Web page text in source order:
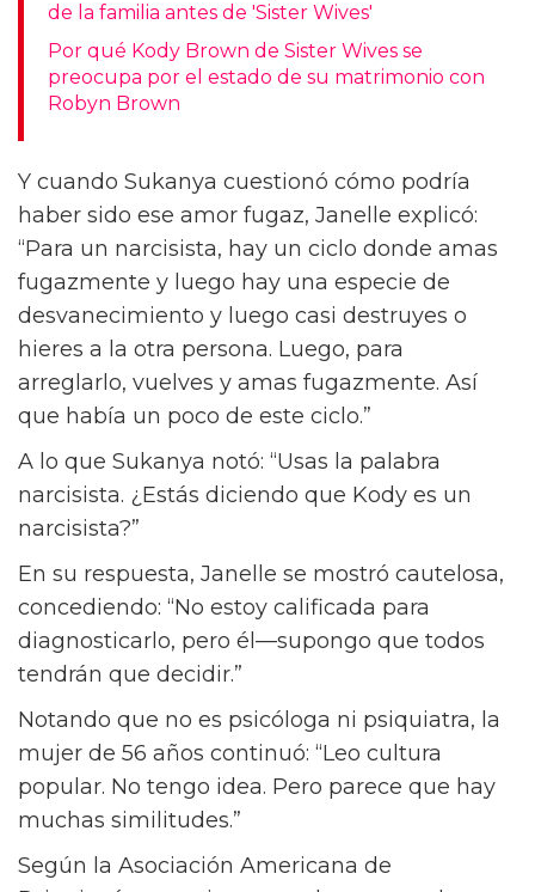
de la familia antes de 'Sister Wives'
Por qué Kody Brown de Sister Wives se
preocupa por el estado de su matrimonio con
Robyn Brown
Y cuando Sukanya cuestionó cómo podría
haber sido ese amor fugaz, Janelle explicó:
“Para un narcisista, hay un ciclo donde amas
fugazmente y luego hay una especie de
desvanecimiento y luego casi destruyes o
hieres a la otra persona. Luego, para
arreglarlo, vuelves y amas fugazmente. Así
que había un poco de este ciclo.”
A lo que Sukanya notó: “Usas la palabra
narcisista. ¿Estás diciendo que Kody es un
narcisista?”
En su respuesta, Janelle se mostró cautelosa,
concediendo: “No estoy calificada para
diagnosticarlo, pero él—supongo que todos
tendrán que decidir.”
Notando que no es psicóloga ni psiquiatra, la
mujer de 56 años continuó: “Leo cultura
popular. No tengo idea. Pero parece que hay
muchas similitudes.”
Según la Asociación Americana de